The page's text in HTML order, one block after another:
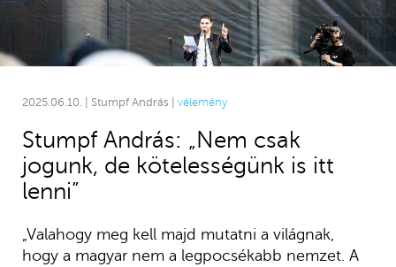
2025.06.10. | Stumpf András | vélemény
Stumpf András: „Nem csak
jogunk, de kötelességünk is itt
lenni”
„Valahogy meg kell majd mutatni a világnak,
hogy a magyar nem a legpocsékabb nemzet. A